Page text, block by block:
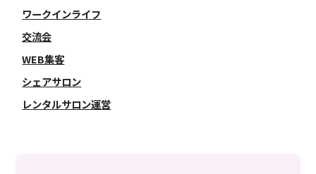
ワークインライフ
交流会
WEB集客
シェアサロン
レンタルサロン運営